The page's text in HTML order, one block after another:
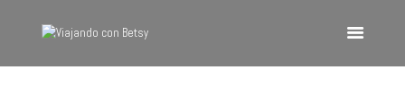
VIAJANDO CON BETSY